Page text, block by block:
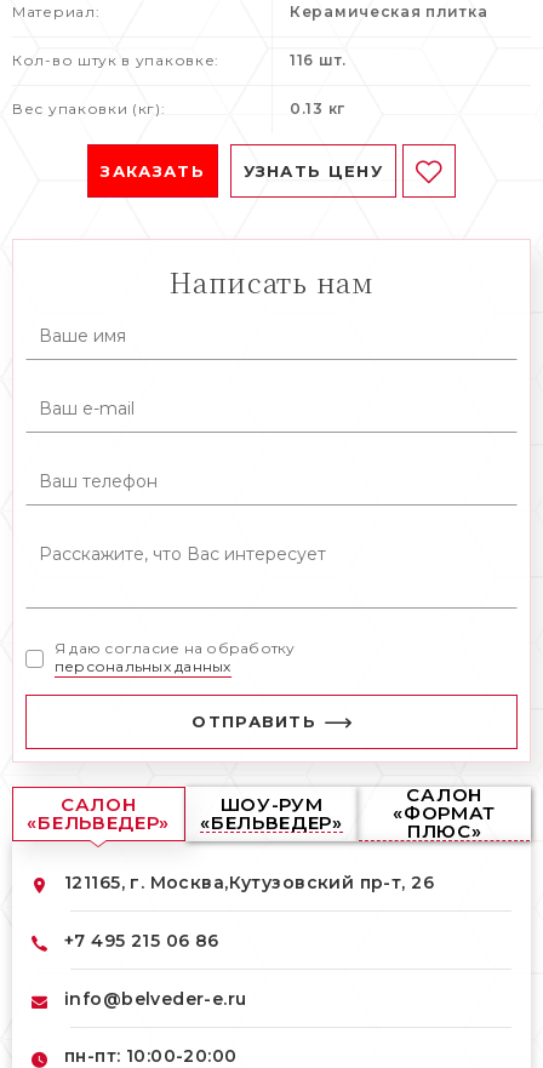
Материал: Керамическая плитка
Кол-во штук в упаковке: 116 шт.
Вес упаковки (кг): 0.13 кг
ЗАКАЗАТЬ УЗНАТЬ ЦЕНУ
Написать нам
Я даю согласие на обработку
персональных данных
ОТПРАВИТЬ
САЛОН
«БЕЛЬВЕДЕР»
ШОУ-РУМ
«БЕЛЬВЕДЕР»
САЛОН
«ФОРМАТ
ПЛЮС»
121165, г. Москва,Кутузовский пр-т, 26
+7 495 215 06 86
info@belveder-e.ru
пн-пт: 10:00-20:00